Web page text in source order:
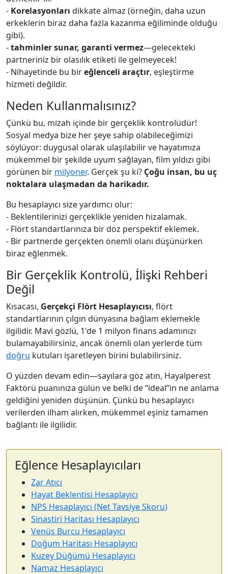
- Korelasyonları dikkate almaz (örneğin, daha uzun
erkeklerin biraz daha fazla kazanma eğiliminde olduğu
gibi).
-tahminler sunar, garanti vermez—gelecekteki
partneriniz bir olasılık etiketi ile gelmeyecek!
- Nihayetinde bu bireğlenceli araçtır, eşleştirme
hizmeti değildir.
Neden Kullanmalısınız?
Çünkü bu, mizah içinde bir gerçeklik kontrolüdür!
Sosyal medya bize her şeye sahip olabileceğimizi
söylüyor: duygusal olarak ulaşılabilir ve hayatımıza
mükemmel bir şekilde uyum sağlayan, film yıldızı gibi
görünen bir milyoner. Gerçek şu ki? Çoğu insan, bu uç
noktalara ulaşmadan da harikadır.
Bu hesaplayıcı size yardımcı olur:
- Beklentilerinizi gerçeklikle yeniden hizalamak.
- Flört standartlarınıza bir doz perspektif eklemek.
- Bir partnerde gerçekten önemli olanı düşünürken
biraz eğlenmek.
Bir Gerçeklik Kontrolü, İlişki Rehberi
Değil
Kısacası, Gerçekçi Flört Hesaplayıcısı, flört
standartlarının çılgın dünyasına bağlam eklemekle
ilgilidir. Mavi gözlü, 1'de 1 milyon finans adamınızı
bulamayabilirsiniz, ancak önemli olan yerlerde tüm
doğru kutuları işaretleyen birini bulabilirsiniz.
O yüzden devam edin—sayılara göz atın, Hayalperest
Faktörü puanınıza gülün ve belki de “ideal”in ne anlama
geldiğini yeniden düşünün. Çünkü bu hesaplayıcı
verilerden ilham alırken, mükemmel eşiniz tamamen
bağlantı ile ilgilidir.
Eğlence Hesaplayıcıları
Zar Atıcı
Hayat Beklentisi Hesaplayıcı
NPS Hesaplayıcı (Net Tavsiye Skoru)
Sinastiri Haritası Hesaplayıcı
Venüs Burcu Hesaplayıcı
Doğum Haritası Hesaplayıcı
Kuzey Düğümü Hesaplayıcı
Namaz Hesaplayıcı